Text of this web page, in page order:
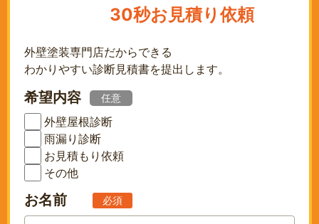
30秒お見積り依頼
外壁塗装専門店だからできる
わかりやすい診断見積書を提出します。
希望内容 任意
外壁屋根診断
雨漏り診断
お見積もり依頼
その他
お名前 必須